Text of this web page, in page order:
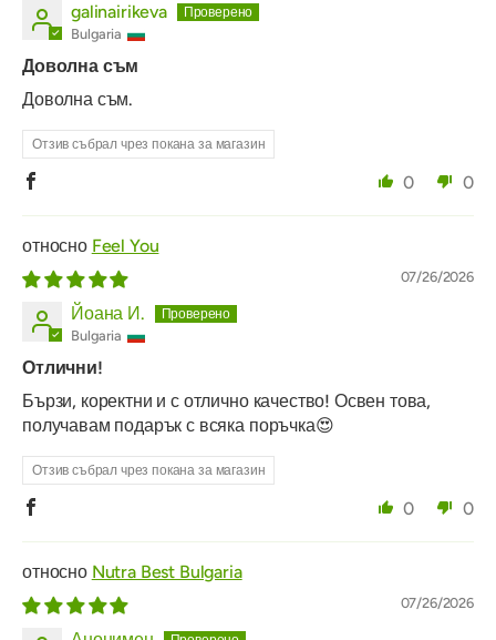
galinairikeva
Bulgaria
Доволна съм
Доволна съм.
Отзив събрал чрез покана за магазин
0 0
Feel You
07/26/2026
Йоана И.
Bulgaria
Отлични!
Бързи, коректни и с отлично качество! Освен това,
получавам подарък с всяка поръчка😍
Отзив събрал чрез покана за магазин
0 0
Nutra Best Bulgaria
07/26/2026